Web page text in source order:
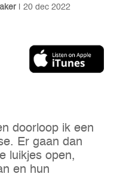
| 20 dec 2022
doorloop ik een
Er gaan dan
luikjes open,
en hun